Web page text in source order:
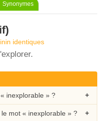
Synonymes
identiques
inexplorable » ?
mot « inexplorable » ?